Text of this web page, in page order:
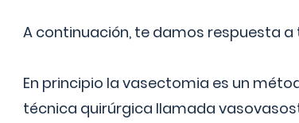
A continuación, te damos respuesta a
En principio la vasectomia es un
técnica quirúrgica llamada